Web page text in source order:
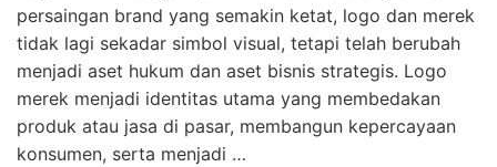
persaingan brand yang semakin ketat, logo dan merek
tidak lagi sekadar simbol visual, tetapi telah berubah
menjadi aset hukum dan aset bisnis strategis. Logo
merek menjadi identitas utama yang membedakan
produk atau jasa di pasar, membangun kepercayaan
konsumen, serta menjadi …